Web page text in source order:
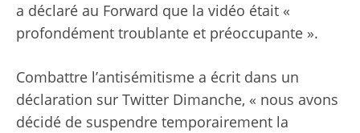
a déclaré au Forward que la vidéo était «
profondément troublante et préoccupante ».
Combattre l’antisémitisme a écrit dans un
déclaration sur Twitter Dimanche, « nous avons
décidé de suspendre temporairement la